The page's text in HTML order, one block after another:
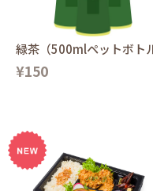
緑茶（500mlペットボト
¥150